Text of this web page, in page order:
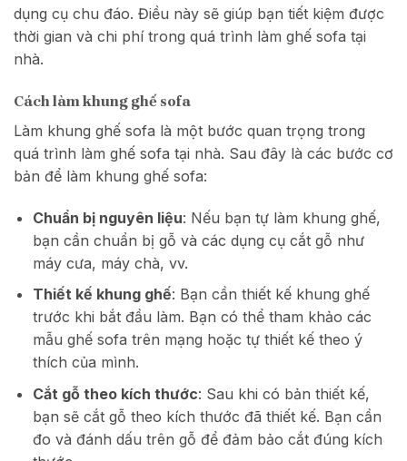
dụng cụ chu đáo. Điều này sẽ giúp bạn tiết kiệm được
thời gian và chi phí trong quá trình làm ghế sofa tại
nhà.
Cách làm khung ghế sofa
Làm khung ghế sofa là một bước quan trọng trong
quá trình làm ghế sofa tại nhà. Sau đây là các bước cơ
bản để làm khung ghế sofa:
Chuẩn bị nguyên liệu: Nếu bạn tự làm khung ghế,
bạn cần chuẩn bị gỗ và các dụng cụ cắt gỗ như
máy cưa, máy chà, vv.
Thiết kế khung ghế: Bạn cần thiết kế khung ghế
trước khi bắt đầu làm. Bạn có thể tham khảo các
mẫu ghế sofa trên mạng hoặc tự thiết kế theo ý
thích của mình.
Cắt gỗ theo kích thước: Sau khi có bản thiết kế,
bạn sẽ cắt gỗ theo kích thước đã thiết kế. Bạn cần
đo và đánh dấu trên gỗ để đảm bảo cắt đúng kích